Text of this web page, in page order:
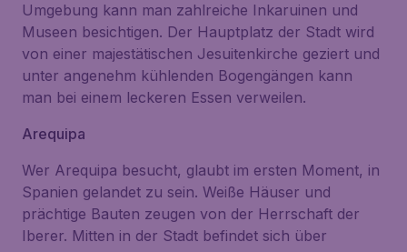
Umgebung kann man zahlreiche Inkaruinen und
Museen besichtigen. Der Hauptplatz der Stadt wird
von einer majestätischen Jesuitenkirche geziert und
unter angenehm kühlenden Bogengängen kann
man bei einem leckeren Essen verweilen.
Arequipa
Wer Arequipa besucht, glaubt im ersten Moment, in
Spanien gelandet zu sein. Weiße Häuser und
prächtige Bauten zeugen von der Herrschaft der
Iberer. Mitten in der Stadt befindet sich über